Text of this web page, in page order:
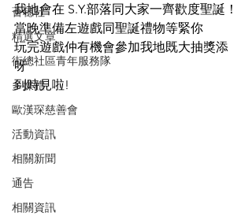
薈穗社
精選文章
街總社區青年服務隊
多媒體
歐漢琛慈善會
活動資訊
相關新聞
通告
相關資訊
我地會在 S.Y.部落同大家一齊歡度聖誕！
當晚準備左遊戲同聖誕禮物等緊你
玩完遊戲仲有機會參加我地既大抽獎添
呀
到時見啦!